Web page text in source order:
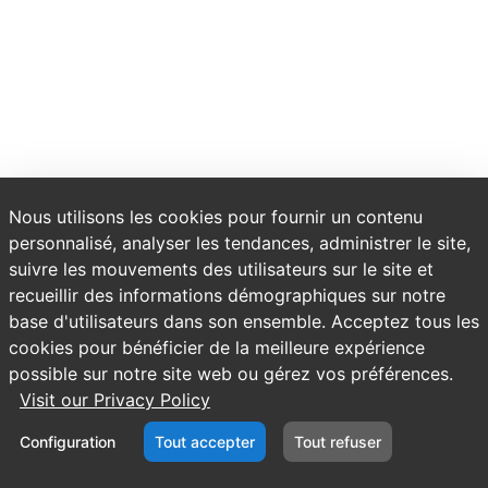
Nous utilisons les cookies pour fournir un contenu
personnalisé, analyser les tendances, administrer le site,
suivre les mouvements des utilisateurs sur le site et
recueillir des informations démographiques sur notre
base d'utilisateurs dans son ensemble. Acceptez tous les
cookies pour bénéficier de la meilleure expérience
possible sur notre site web ou gérez vos préférences.
Visit our Privacy Policy
Configuration Tout accepter Tout refuser